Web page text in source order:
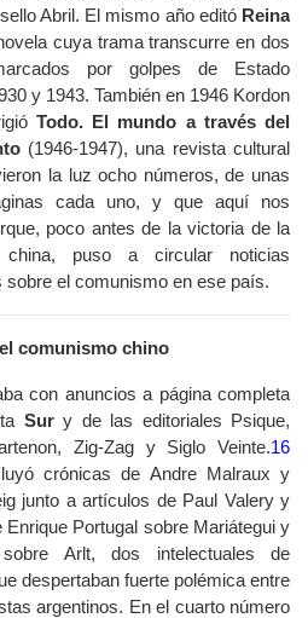
Abril. El mismo año editó Reina
cuya trama transcurre en dos
por golpes de Estado
y 1943. También en 1946 Kordon
Todo. El mundo a través del
(1946-1947), una revista cultural
la luz ocho números, de unas
cada uno, y que aquí nos
poco antes de la victoria de la
china, puso a circular noticias
sobre el comunismo en ese país.
comunismo chino
con anuncios a página completa
Sur y de las editoriales Psique,
Zig-Zag y Siglo Veinte.16
crónicas de Andre Malraux y
junto a artículos de Paul Valery y
Enrique Portugal sobre Mariátegui y
Arlt, dos intelectuales de
despertaban fuerte polémica entre
argentinos. En el cuarto número